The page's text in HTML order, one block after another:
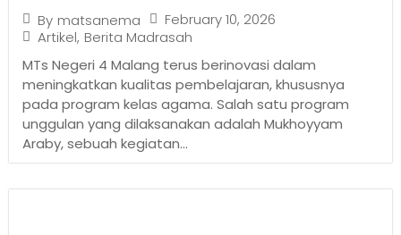
By matsanema
February 10, 2026
Artikel, Berita Madrasah
MTs Negeri 4 Malang terus berinovasi dalam
meningkatkan kualitas pembelajaran, khususnya
pada program kelas agama. Salah satu program
unggulan yang dilaksanakan adalah Mukhoyyam
Araby, sebuah kegiatan...